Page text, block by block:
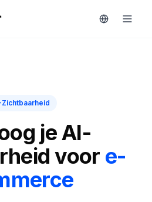
je AI-
voor e-